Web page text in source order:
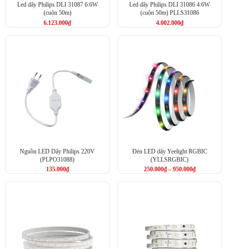
Led dây Philips DLI 31087 6.6W
(cuộn 50m)
6.123.000₫
Led dây Philips DLI 31086 4.6W
(cuộn 50m) PLLS31086
4.002.000₫
Nguồn LED Dây Philips 220V
(PLPO31088)
135.000₫
Đèn LED dây Yeelight RGBIC
(YLLSRGBIC)
250.000₫ – 950.000₫